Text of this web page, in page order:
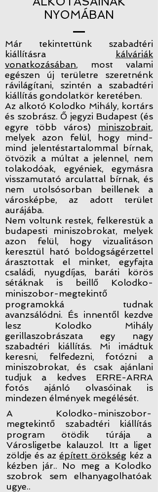
NYOMÁBAN
Már tekintettünk szabadtéri
kiállításra
kálváriák
vonatkozásában, most valami
egészen új területre szeretnénk
rávilágítani, szintén a szabadtéri
kiállítás gondolatkör keretében.
Az alkotó Kolodko Mihály, kortárs
és szobrász. Ő jegyzi Budapest (és
egyre több város) miniszobrait,
melyek azon felül, hogy mind-
mind jelentéstartalommal bírnak,
ötvözik a múltat a jelennel, nem
tolakodóak, egyéniek, egymásra
visszamutató arculattal bírnak, és
nem utolsósorban beillenek a
városképbe, az adott terület
aurájába.
Nem voltunk restek, felkerestük a
budapesti miniszobrokat, melyek
azon felül, hogy vizualitáson
keresztül ható boldogságérzettel
árasztottak el minket, egyfajta
családi, nyugdíjas, baráti körös
sétáknak is beillő Kolodko-
miniszobor-megtekintő
programokká tudnak
avanzsálódni. És innentől kezdve
lesz Kolodko Mihály
gerillaszobrászata egy nagy
szabadtéri kiállítás. Mi imádtuk
keresni, felfedezni, fotózni a
miniszobrokat, és csak ajánlani
tudjuk a kedves ERRE-ARRA
fotós ajánló olvasóinak is
mindezen élmények megélését.
A Kolodko-miniszobor-
megtekintő szabadtéri kiállítás
program ötödik túrája a
Városligetbe kalauzol. Itt a liget
zöldje és az épített örökség kéz a
kézben jár.. No meg a Kolodko
szobrok sem elhanyagolhatóak
ugye..